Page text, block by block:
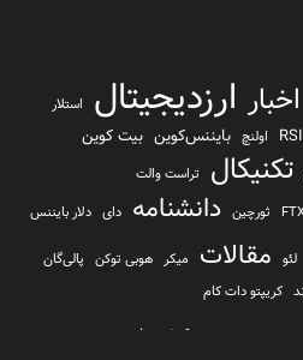
اخبار ارزدیجیتال
استلار
اولنچ بایننس‌کوین بیت کوین
تراست والت
ثورچین دانشنامه دای دلار بایننس
لئو مقالات میکر هوبی توکن پالی‌گان
کریپتو دات کام
کیف پول